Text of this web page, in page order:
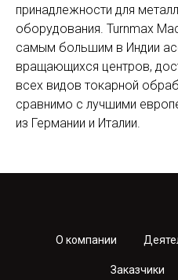
принадлежности для
оборудования. Turnmax
самым большим в Индии
вращающихся центров,
всех видов токарной
сравнимо с лучшими
из Германии и Италии.
О компании
Заказчики